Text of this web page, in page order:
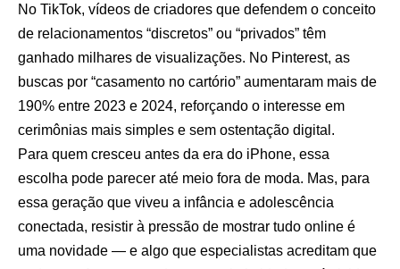
No TikTok, vídeos de criadores que defendem o conceito
de relacionamentos “discretos” ou “privados” têm
ganhado milhares de visualizações. No Pinterest, as
buscas por “casamento no cartório” aumentaram mais de
190% entre 2023 e 2024, reforçando o interesse em
cerimônias mais simples e sem ostentação digital.
Para quem cresceu antes da era do iPhone, essa
escolha pode parecer até meio fora de moda. Mas, para
essa geração que viveu a infância e adolescência
conectada, resistir à pressão de mostrar tudo online é
uma novidade — e algo que especialistas acreditam que